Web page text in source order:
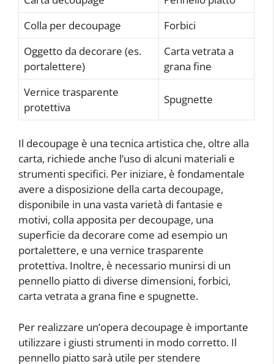
Colla per decoupage
Forbici
Oggetto da decorare (es.
portalettere)
Carta vetrata a
grana fine
Vernice trasparente
protettiva
Spugnette
Il decoupage è una tecnica artistica che, oltre alla
carta, richiede anche l’uso di alcuni materiali e
strumenti specifici. Per iniziare, è fondamentale
avere a disposizione della carta decoupage,
disponibile in una vasta varietà di fantasie e
motivi, colla apposita per decoupage, una
superficie da decorare come ad esempio un
portalettere, e una vernice trasparente
protettiva. Inoltre, è necessario munirsi di un
pennello piatto di diverse dimensioni, forbici,
carta vetrata a grana fine e spugnette.
Per realizzare un’opera decoupage è importante
utilizzare i giusti strumenti in modo corretto. Il
pennello piatto sarà utile per stendere